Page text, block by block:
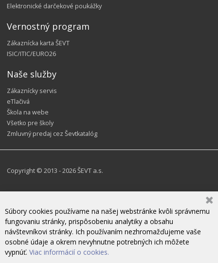
Elektronické darčekové poukážky
Vernostný program
Zákaznícka karta ŠEVT
ISIC/ITIC/EURO26
Naše služby
Zákaznícky servis
eTlačivá
Škola na webe
Všetko pre školy
Zmluvný predaj cez Ševtkatalóg
Copyright © 2013 - 2026 ŠEVT a.s.
Súbory cookies používame na našej webstránke kvôli správnemu
fungovaniu stránky, prispôsobeniu analytiky a obsahu
návštevníkovi stránky. Ich používaním nezhromažďujeme vaše
osobné údaje a okrem nevyhnutne potrebných ich môžete
vypnúť. Viac informácií o cookies.